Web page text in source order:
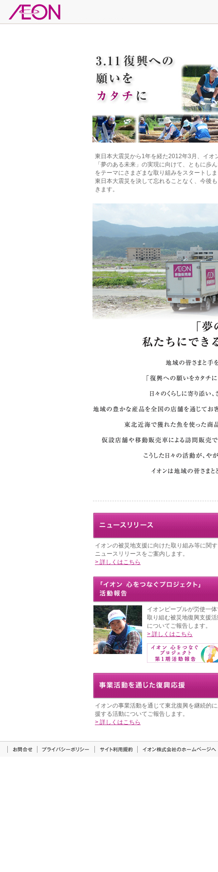
東日本大震災から1年を経た2012年3月、イオ
「夢のある未来」の実現に向けて、ともに歩
をテーマにさまざまな取り組みをスタートし
東日本大震災を決して忘れることなく、今後
きます。
イオンの被災地支援に向けた取り組み等に関
ニュースリリースをご案内します。
> 詳しくはこちら
イオンピープルが労使一
取り組む被災地復興支援
についてご報告します。
> 詳しくはこちら
イオンの事業活動を通じて東北復興を継続的
援する活動についてご報告します。
> 詳しくはこちら